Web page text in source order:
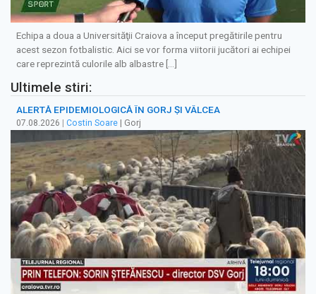
Echipa a doua a Universităţii Craiova a început pregătirile pentru
acest sezon fotbalistic. Aici se vor forma viitorii jucători ai echipei
care reprezintă culorile alb albastre […]
Ultimele stiri:
ALERTĂ EPIDEMIOLOGICĂ ÎN GORJ ȘI VÂLCEA
07.08.2026 Costin Soare | Gorj